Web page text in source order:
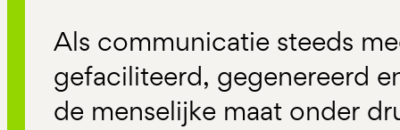
Als communicatie steeds
gefaciliteerd, gegenereerd
de menselijke maat onder